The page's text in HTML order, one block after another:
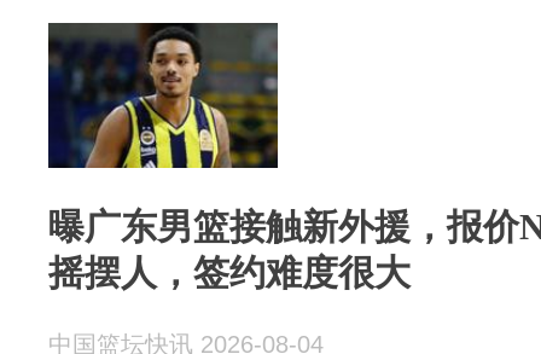
曝广东男篮接触新外援，报价
摇摆人，签约难度很大
中国篮坛快讯 2026-08-04